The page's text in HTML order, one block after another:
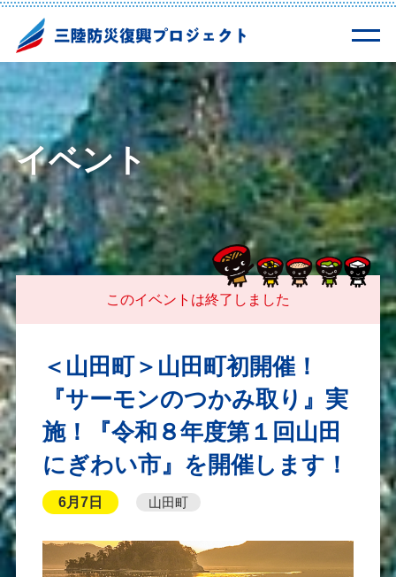
イベント
このイベントは終了しました
＜山田町＞山田町初開催！
『サーモンのつかみ取り』実
施！『令和８年度第１回山田
にぎわい市』を開催します！
6月7日 山田町